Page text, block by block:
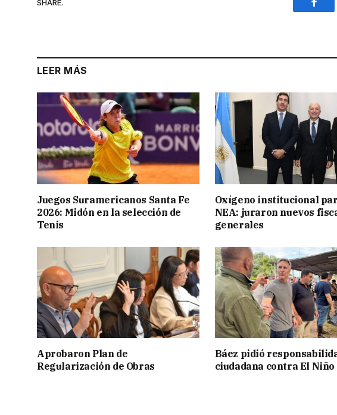
SHARE.
LEER MÁS
Juegos Suramericanos Santa Fe
2026: Midón en la selección de
Tenis
Oxígeno institucional
NEA: juraron nuevos
generales
Aprobaron Plan de
Regularización de Obras
Báez pidió
ciudadana contra El Niño